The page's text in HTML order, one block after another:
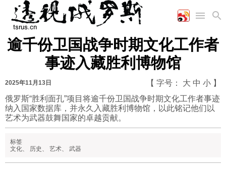
首页
国际
时政
军事
陆军
军事合作
工业
能源
农业
美食
娱乐
图片新闻
高清图片
漫画
视频
图表
逾千份卫国战争时期文化工作者
事迹入藏胜利博物馆
2025年11月13日 【 字号： 大 中 小 】
俄罗斯“胜利面孔”项目将逾千份卫国战争时期文化工作者事迹
纳入国家数据库，并永久入藏胜利博物馆，以此铭记他们以
艺术为武器鼓舞国家的卓越贡献。
标签
文化、 历史 、 艺术、 武器